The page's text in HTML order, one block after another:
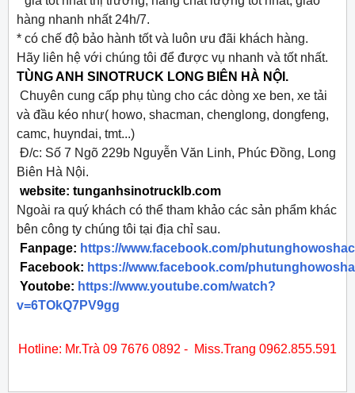
hàng nhanh nhất 24h/7.
* có chế độ bảo hành tốt và luôn ưu đãi khách hàng.
Hãy liên hệ với chúng tôi để được vụ nhanh và tốt nhất.
TÙNG ANH SINOTRUCK LONG BIÊN HÀ NỘI.
Chuyên cung cấp phụ tùng cho các dòng xe ben, xe tải
và đầu kéo như( howo, shacman, chenglong, dongfeng,
camc, huyndai, tmt...)
Đ/c: Số 7 Ngõ 229b Nguyễn Văn Linh, Phúc Đồng, Long
Biên Hà Nội.
website: tunganhsinotrucklb.com
Ngoài ra quý khách có thể tham khảo các sản phẩm khác
bên công ty chúng tôi tại địa chỉ sau.
Fanpage: https://www.facebook.com/
Facebook: https://www.facebook.com/
Youtobe: https://www.youtube.com/watch?
v=6TOkQ7PV9gg
Hotline: Mr.Trà 09 7676 0892 - Miss.Trang 0962.855.591